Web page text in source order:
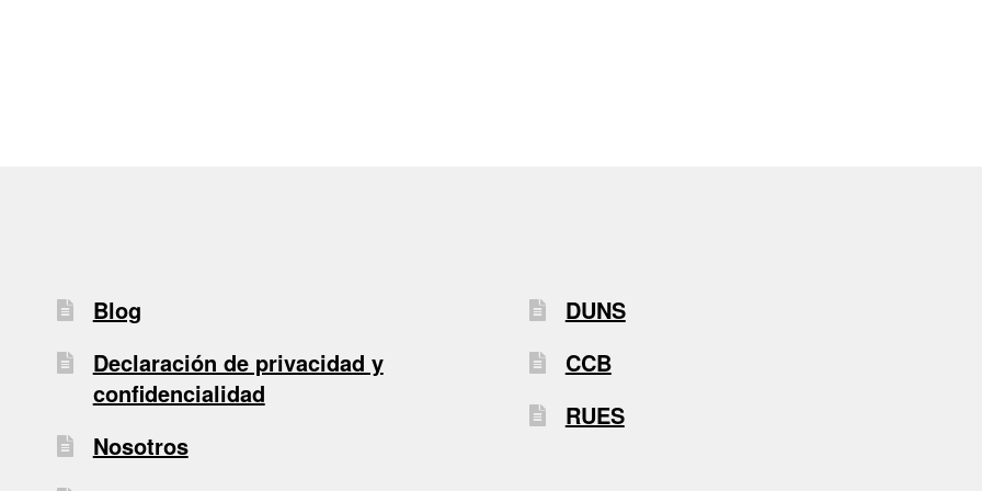
Blog
Declaración de privacidad y
confidencialidad
Nosotros
DUNS
CCB
RUES